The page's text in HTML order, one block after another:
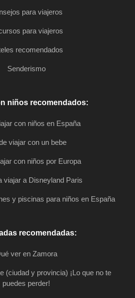
para viajeros
para viajeros
recomendados
Senderismo
niños recomendados:
con niños en España
viajar con un bebe
con niños por Europa
viajar a Disneyland Paris
y piscinas para niños en España
recomendadas:
ver en Zamora
(ciudad y provincia) ¡Lo que no te
puedes perder!